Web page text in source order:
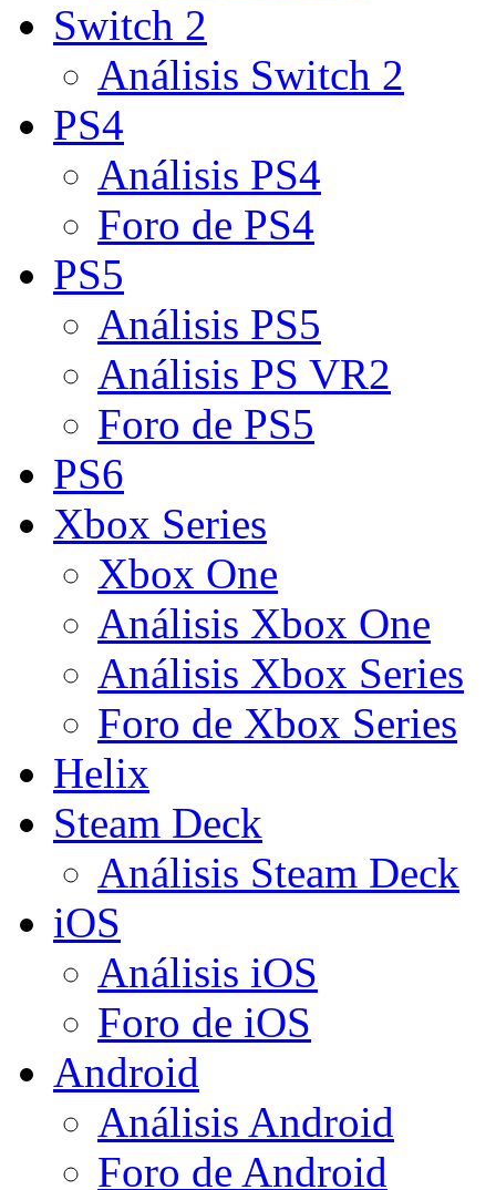
Switch 2
Análisis Switch 2
PS4
Análisis PS4
Foro de PS4
PS5
Análisis PS5
Análisis PS VR2
Foro de PS5
PS6
Xbox Series
Xbox One
Análisis Xbox One
Análisis Xbox Series
Foro de Xbox Series
Helix
Steam Deck
Análisis Steam Deck
iOS
Análisis iOS
Foro de iOS
Android
Análisis Android
Foro de Android